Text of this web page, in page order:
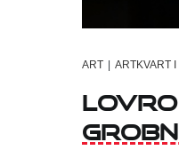
ART ARTKVART